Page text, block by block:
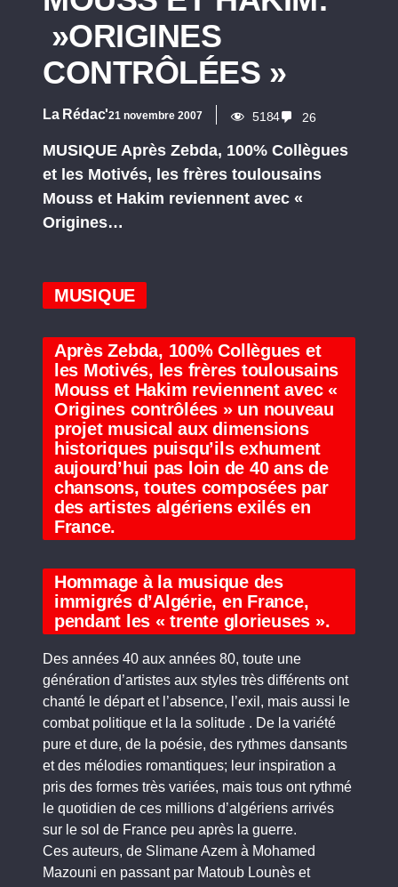
»ORIGINES
CONTRÔLÉES »
La Rédac'21 novembre 2007 5184 26
MUSIQUE Après Zebda, 100% Collègues
et les Motivés, les frères toulousains
Mouss et Hakim reviennent avec «
Origines…
MUSIQUE
Après Zebda, 100% Collègues et
les Motivés, les frères toulousains
Mouss et Hakim reviennent avec «
Origines contrôlées » un nouveau
projet musical aux dimensions
historiques puisqu’ils exhument
aujourd’hui pas loin de 40 ans de
chansons, toutes composées par
des artistes algériens exilés en
France.
Hommage à la musique des
immigrés d’Algérie, en France,
pendant les « trente glorieuses ».
Des années 40 aux années 80, toute une
génération d’artistes aux styles très différents ont
chanté le départ et l’absence, l’exil, mais aussi le
combat politique et la la solitude . De la variété
pure et dure, de la poésie, des rythmes dansants
et des mélodies romantiques; leur inspiration a
pris des formes très variées, mais tous ont rythmé
le quotidien de ces millions d’algériens arrivés
sur le sol de France peu après la guerre.
Ces auteurs, de Slimane Azem à Mohamed
Mazouni en passant par Matoub Lounès et